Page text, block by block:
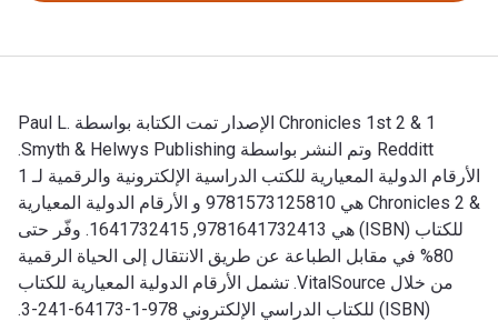
1 & 2 Chronicles 1st الإصدار تمت الكتابة بواسطة Paul L.
Redditt وتم النشر بواسطة Smyth & Helwys Publishing.
الأرقام الدولية المعيارية للكتب الدراسية الإلكترونية والرقمية لـ 1
& 2 Chronicles هي 9781573125810 و الأرقام الدولية المعيارية
للكتاب (ISBN) هي 9781641732413, 1641732415. وفّر حتى
80% في مقابل الطباعة عن طريق الانتقال إلى الحياة الرقمية
من خلال VitalSource. تشمل الأرقام الدولية المعيارية للكتاب
(ISBN) للكتاب الدراسي الإلكتروني 978-1-64173-241-3.